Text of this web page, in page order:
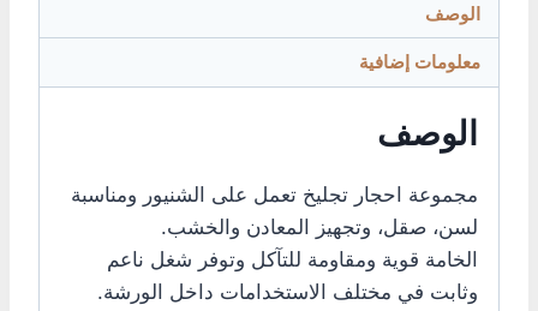
الوصف
معلومات إضافية
الوصف
مجموعة احجار تجليخ تعمل على الشنيور ومناسبة
لسن، صقل، وتجهيز المعادن والخشب.
الخامة قوية ومقاومة للتآكل وتوفر شغل ناعم
وثابت في مختلف الاستخدامات داخل الورشة.